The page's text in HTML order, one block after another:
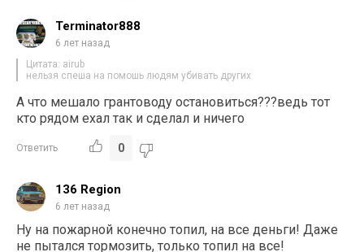
Terminator888
6 лет назад
Цитата: airub
нельзя спеша на помошь людям убивать других
А что мешало грантоводу остановиться???ведь тот
кто рядом ехал так и сделал и ничего
Ответить 0
136 Region
6 лет назад
Ну на пожарной конечно топил, на все деньги! Даже
не пытался тормозить, только топил на все!